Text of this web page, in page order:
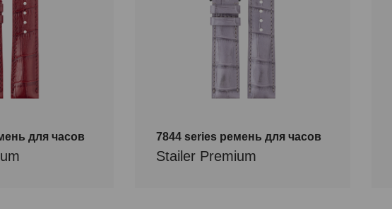
для часов 7844 series ремень для часов
Stailer Premium